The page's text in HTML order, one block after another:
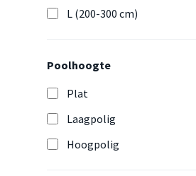
L (200-300 cm)
Poolhoogte
Plat
Laagpolig
Hoogpolig